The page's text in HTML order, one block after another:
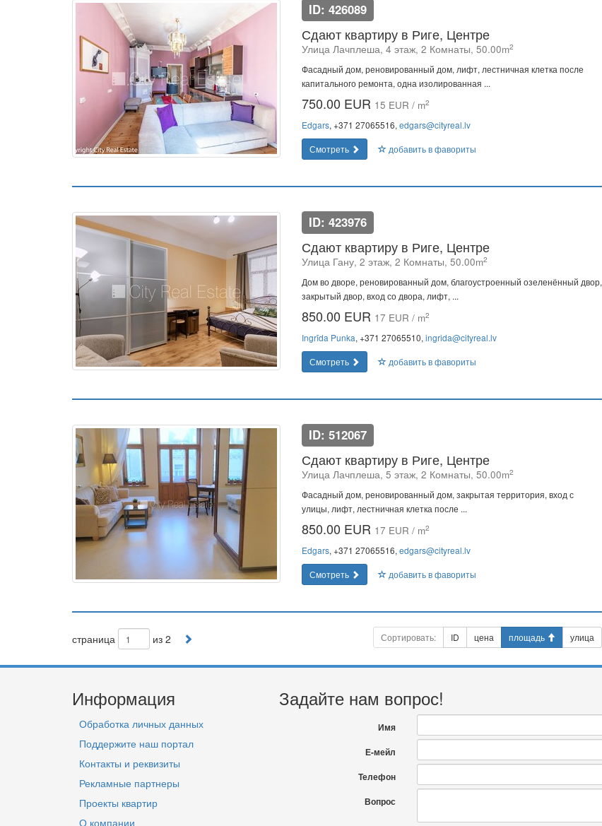
ID: 426089
Сдают квартиру в Риге, Центре
Улица Лачплеша, 4 этаж, 2 Комнаты, 50.00m2
Фасадный дом, реновированный дом, лифт, лестничная клетка после
капитального ремонта, одна изолированная ...
750.00 EUR 15 EUR / m2
Edgars, +371 27065516, edgars@cityreal.lv
Смотреть
добавить в фавориты
ID: 423976
Сдают квартиру в Риге, Центре
Улица Гану, 2 этаж, 2 Комнаты, 50.00m2
Дом во дворе, реновированный дом, благоустроенный озеленённый двор,
закрытый двор, вход со двора, лифт, ...
850.00 EUR 17 EUR / m2
Ingrīda Punka, +371 27065510, ingrida@cityreal.lv
Смотреть
добавить в фавориты
ID: 512067
Сдают квартиру в Риге, Центре
Улица Лачплеша, 5 этаж, 2 Комнаты, 50.00m2
Фасадный дом, реновированный дом, закрытая территория, вход с
улицы, лифт, лестничная клетка после ...
850.00 EUR 17 EUR / m2
Edgars, +371 27065516, edgars@cityreal.lv
Смотреть
добавить в фавориты
страница из 2 Сортировать: ID цена площадь улица
Информация
Обработка личных данных
Поддержите наш портал
Контакты и реквизиты
Рекламные партнеры
Проекты квартир
О компании
Задайте нам вопрос!
Имя
Е-мейл
Телефон
Вопрос